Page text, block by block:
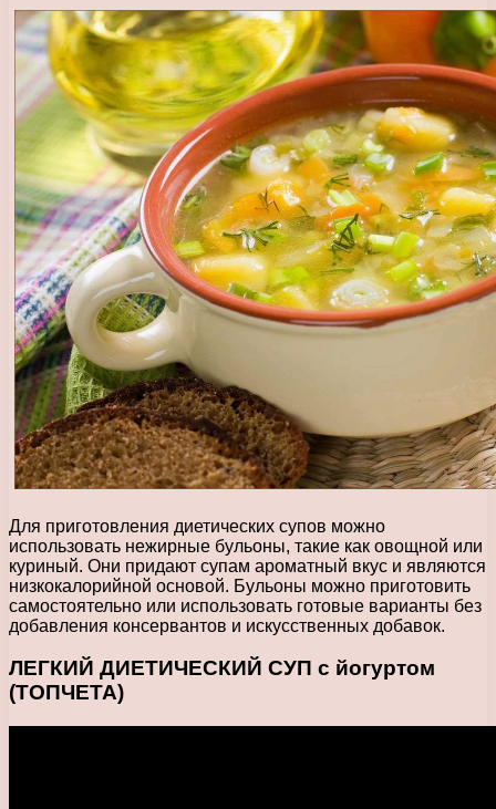
Для приготовления диетических супов можно
использовать нежирные бульоны, такие как овощной или
куриный. Они придают супам ароматный вкус и являются
низкокалорийной основой. Бульоны можно приготовить
самостоятельно или использовать готовые варианты без
добавления консервантов и искусственных добавок.
ЛЕГКИЙ ДИЕТИЧЕСКИЙ СУП с йогуртом
(ТОПЧЕТА)